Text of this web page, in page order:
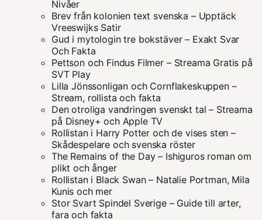
Nivåer
Brev från kolonien text svenska – Upptäck
Vreeswijks Satir
Gud i mytologin tre bokstäver – Exakt Svar
Och Fakta
Pettson och Findus Filmer – Streama Gratis på
SVT Play
Lilla Jönssonligan och Cornflakeskuppen –
Stream, rollista och fakta
Den otroliga vandringen svenskt tal – Streama
på Disney+ och Apple TV
Rollistan i Harry Potter och de vises sten –
Skådespelare och svenska röster
The Remains of the Day – Ishiguros roman om
plikt och ånger
Rollistan i Black Swan – Natalie Portman, Mila
Kunis och mer
Stor Svart Spindel Sverige – Guide till arter,
fara och fakta